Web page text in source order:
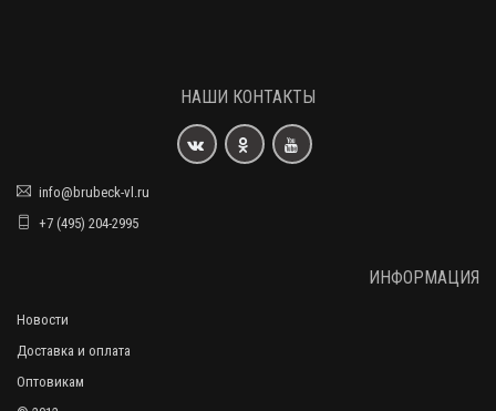
НАШИ КОНТАКТЫ
info@brubeck-vl.ru
+7 (495) 204-2995
ИНФОРМАЦИЯ
Новости
Доставка и оплата
Оптовикам